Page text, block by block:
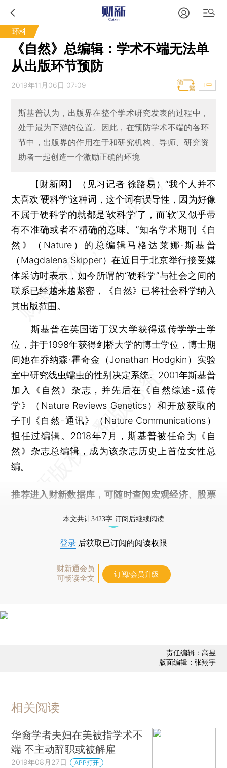
环科
《自然》总编辑：学术不端无法单
从出版环节预防
2019年11月06日 07:09 T中
斯基普认为，出版界在整个学术研究发表的过程中，
处于最为下游的位置。因此，在预防学术不端的各环
节中，出版界的作用在于和研究机构、导师、研究资
助者一起创造一个激励正确的环境
【财新网】（见习记者 徐路易）“我个人并不
太喜欢‘硬科学’这种词，这个词有误导性，因为好像
不属于硬科学的就都是‘软科学’了，而‘软’又似乎带
有不准确或者不精确的意味。”知名学术期刊《自
然》（Nature）的总编辑马格达莱娜·斯基普
（Magdalena Skipper）在近日于北京举行接受媒
体采访时表示，如今所谓的“硬科学”与社会之间的
联系已经越来越紧密，《自然》已将社会科学纳入
其出版范围。
斯基普在英国诺丁汉大学获得遗传学学士学
位，并于1998年获得剑桥大学的博士学位，博士期
间她在乔纳森·霍奇金（Jonathan Hodgkin）实验
室中研究线虫蠕虫的性别决定系统。2001年斯基普
加入《自然》杂志，并先后在《自然综述-遗传
学》（Nature Reviews Genetics）和开放获取的
子刊《自然-通讯》（Nature Communications）
担任过编辑。2018年7月，斯基普被任命为《自
然》杂志总编辑，成为该杂志历史上首位女性总
编。
推荐进入 财新数据库 ，可随时查阅宏观经济、股票
本文共计3423字 订阅后继续阅读
登录 后获取已订阅的阅读权限
财新通会员
可畅读全文
订阅/会员升级
责任编辑：高昱
版面编辑：张翔宇
相关阅读
华裔学者夫妇在美被指学术不
端 不主动辞职或被解雇
2019年08月27日 APP打开